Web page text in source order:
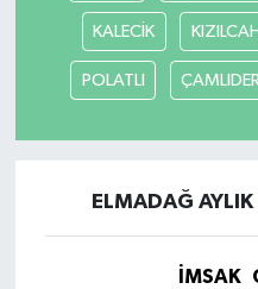
KALECİK
POLATLI
ELMADAĞ
İMSAK